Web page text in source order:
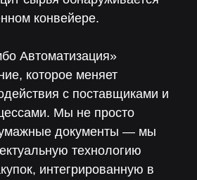
конвейере.
Автоматизация»
которое меняет
с поставщиками и
Мы не просто
документы — мы
технологию
интегрированную в